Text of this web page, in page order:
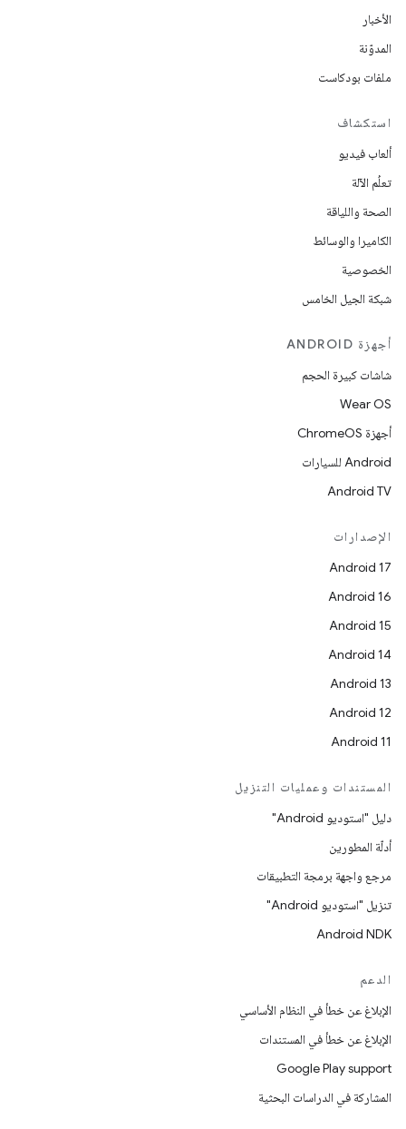
الأخبار
المدوّنة
ملفات بودكاست
استكشاف
ألعاب فيديو
تعلُم الآلة
الصحة واللياقة
الكاميرا والوسائط
الخصوصية
شبكة الجيل الخامس
أجهزة ANDROID
شاشات كبيرة الحجم
Wear OS
أجهزة ChromeOS
Android للسيارات
Android TV
الإصدارات
Android 17
Android 16
Android 15
Android 14
Android 13
Android 12
Android 11
المستندات وعمليات التنزيل
دليل "استوديو Android"
أدلّة المطورين
مرجع واجهة برمجة التطبيقات
تنزيل "استوديو Android"
Android NDK
الدعم
الإبلاغ عن خطأ في النظام الأساسي
الإبلاغ عن خطأ في المستندات
Google Play support
المشاركة في الدراسات البحثية